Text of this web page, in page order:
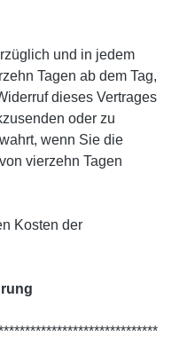
und in jedem
Tagen ab dem Tag,
dieses Vertrages
oder zu
wenn Sie die
vierzehn Tagen
Kosten der